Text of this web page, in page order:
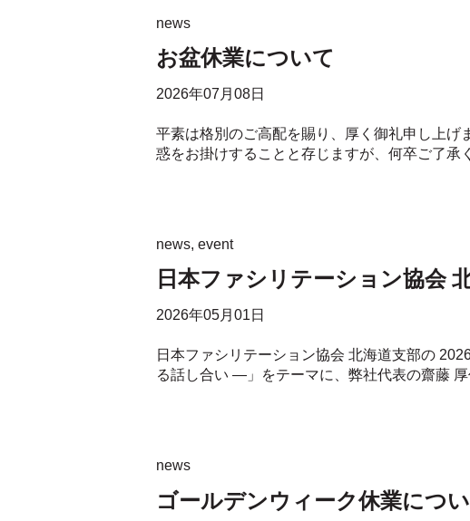
news
お盆休業について
2026年07月08日
平素は格別のご高配を賜り、厚く御礼申し上
惑をお掛けすることと存じますが、何卒ご了承
news, event
日本ファシリテーション協会
2026年05月01日
日本ファシリテーション協会 北海道支部の
る話し合い ―」をテーマに、弊社代表の齋藤
news
ゴールデンウィーク休業につ